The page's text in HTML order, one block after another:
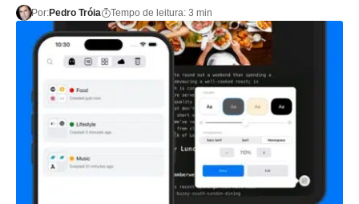
Por:Pedro Tróia Tempo de leitura: 3 min